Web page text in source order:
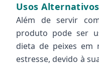
Usos Alternativos
Além de servir
produto pode ser
dieta de peixes em
estresse, devido à